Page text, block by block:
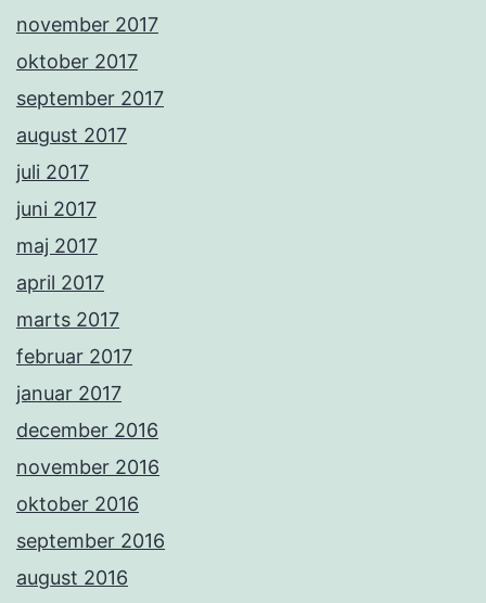
november 2017
oktober 2017
september 2017
august 2017
juli 2017
juni 2017
maj 2017
april 2017
marts 2017
februar 2017
januar 2017
december 2016
november 2016
oktober 2016
september 2016
august 2016